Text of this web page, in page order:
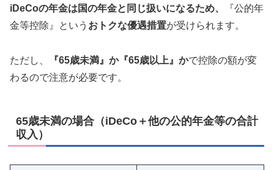
iDeCoの年金は国の年金と同じ扱いになるため、
『公的年
金等控除』という おトクな優遇措置が受けられます。
ただし、 『65歳未満』か『65歳以上』かで控除の額が変
わるので注意が必要です。
65歳未満の場合（iDeCo＋他の公的年金等の合計
収入）